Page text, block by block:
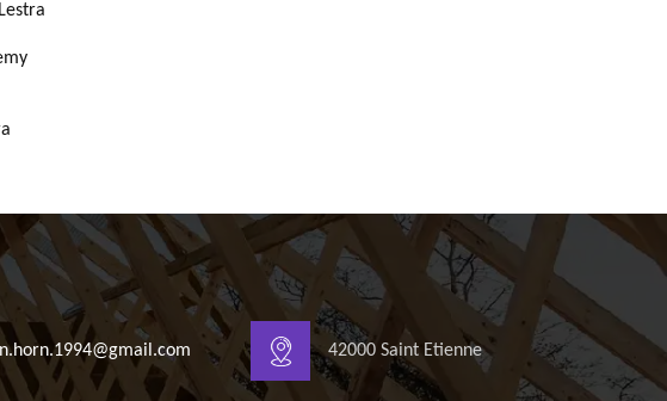
42000 Saint Etienne